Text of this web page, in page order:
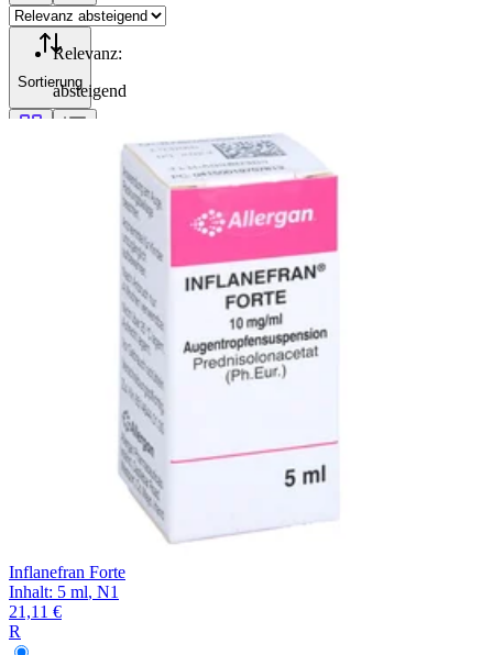
Sortierung
Relevanz:
absteigend
Inflanefran Forte
Inhalt: 5 ml, N1
21,11 €
R